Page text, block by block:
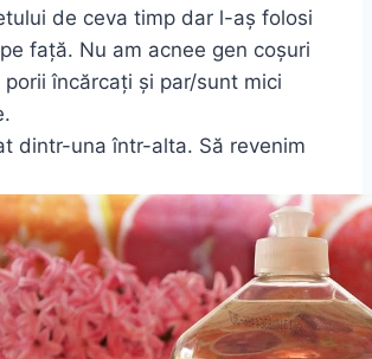
de ceva timp dar l-aș folosi
față. Nu am acnee gen coșuri
încărcați și par/sunt mici
dintr-una într-alta. Să revenim